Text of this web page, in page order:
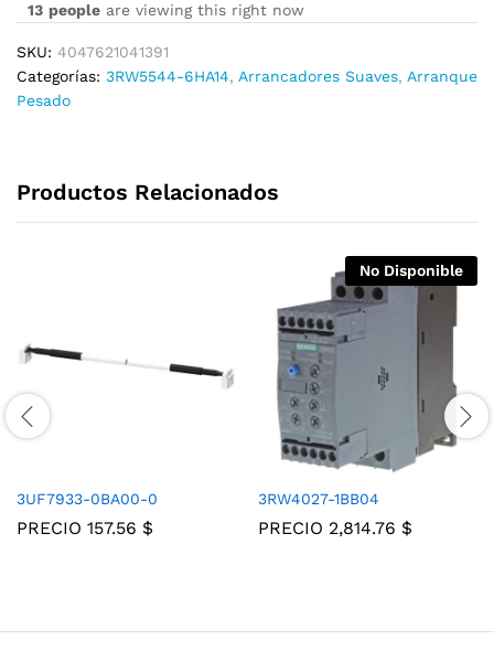
13 people are viewing this right now
SKU: 4047621041391
Categorías: 3RW5544-6HA14, Arrancadores Suaves, Arranque
Pesado
Productos Relacionados
3UF7933-0BA00-0
PRECIO 157.56 $
No Disponible
3RW4027-1BB04
PRECIO 2,814.76 $